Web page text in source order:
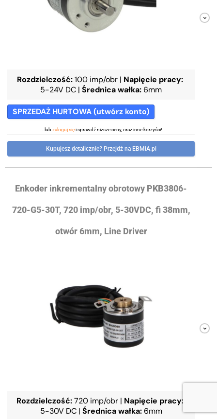
Rozdzielczość:100 imp/obr | Napięcie pracy:
5-24V DC | Średnica wałka:6mm
SPRZEDAŻ HURTOWA (utwórz konto)
...lubzaloguj sięi sprawdź niższe ceny, oraz inne korzyści!
Kupujesz detalicznie? Przejdź na EBMiA.pl
Enkoder inkrementalny obrotowy PKB3806-
720-G5-30T, 720 imp/obr, 5-30VDC, fi 38mm,
otwór 6mm, Line Driver
Rozdzielczość:720 imp/obr | Napięcie pracy:
5-30V DC | Średnica wałka: 6mm